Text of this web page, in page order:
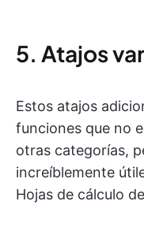
5. Atajos
Estos atajos
funciones que no
otras categorías,
increíblemente
Hojas de cálculo